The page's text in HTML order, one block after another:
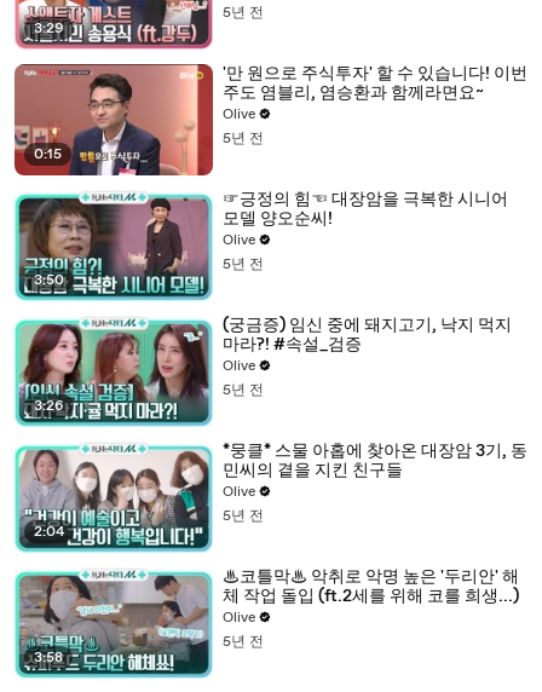
3:29
5년 전
0:15
'만 원으로 주식투자' 할 수 있습니다! 이번
주도 염블리, 염승환과 함께라면요~
Olive
5년 전
3:50
☞긍정의 힘☜ 대장암을 극복한 시니어
모델 양오순씨!
Olive
5년 전
3:26
(궁금증) 임신 중에 돼지고기, 낙지 먹지
마라?! #속설_검증
Olive
5년 전
2:04
*뭉클* 스물 아홉에 찾아온 대장암 3기, 동
민씨의 곁을 지킨 친구들
Olive
5년 전
3:58
♨코틀막♨ 악취로 악명 높은 '두리안' 해
체 작업 돌입 (ft.2세를 위해 코를 희생...)
Olive
5년 전